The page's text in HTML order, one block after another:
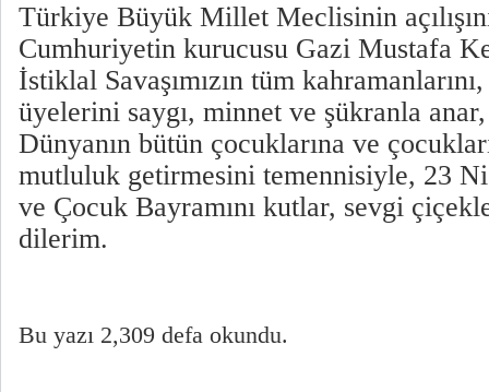
Türkiye Büyük Millet Meclisinin
Cumhuriyetin kurucusu Gazi Mustafa
İstiklal Savaşımızın tüm
üyelerini saygı, minnet ve şükranla anar,
Dünyanın bütün çocuklarına ve
mutluluk getirmesini temennisiyle, 23
ve Çocuk Bayramını kutlar, sevgi
dilerim.
Bu yazı 2,309 defa okundu.